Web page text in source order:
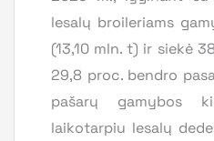
lesalų broileriams
(13,10 mln. t) ir siekė
29,8 proc. bendro
pašarų gamybos
laikotarpiu lesalų